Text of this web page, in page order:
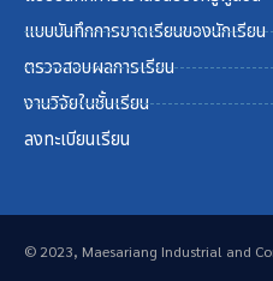
แบบบันทึกการขาดเรียนของนักเรียน
ตรวจสอบผลการเรียน
งานวิจัยในชั้นเรียน
ลงทะเบียนเรียน
© 2023, Maesariang Industrial and